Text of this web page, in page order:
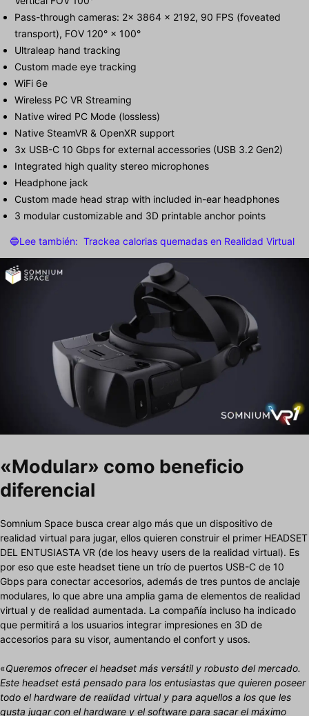
Pass-through cameras: 2× 3864 × 2192, 90 FPS (foveated
transport), FOV 120° × 100°
Ultraleap hand tracking
Custom made eye tracking
WiFi 6e
Wireless PC VR Streaming
Native wired PC Mode (lossless)
Native SteamVR & OpenXR support
3x USB-C 10 Gbps for external accessories (USB 3.2 Gen2)
Integrated high quality stereo microphones
Headphone jack
Custom made head strap with included in-ear headphones
3 modular customizable and 3D printable anchor points
🔵Lee también: Trackea calorias quemadas en Realidad Virtual
«Modular» como beneficio
diferencial
Somnium Space busca crear algo más que un dispositivo de
realidad virtual para jugar, ellos quieren construir el primer HEADSET
DEL ENTUSIASTA VR (de los heavy users de la realidad virtual). Es
por eso que este headset tiene un trío de puertos USB-C de 10
Gbps para conectar accesorios, además de tres puntos de anclaje
modulares, lo que abre una amplia gama de elementos de realidad
virtual y de realidad aumentada. La compañía incluso ha indicado
que permitirá a los usuarios integrar impresiones en 3D de
accesorios para su visor, aumentando el confort y usos.
«Queremos ofrecer el headset más versátil y robusto del mercado.
Este headset está pensado para los entusiastas que quieren poseer
todo el hardware de realidad virtual y para aquellos a los que les
gusta jugar con el hardware y el software para sacar el máximo